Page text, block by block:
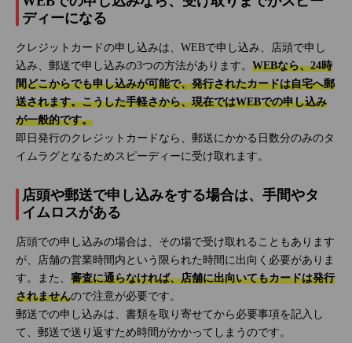
ディーになる
クレジットカードの申し込みは、WEBで申し込み、店頭で申し
込み、郵送で申し込みの3つの方法があります。 WEBなら、24時
間どこからでも申し込みが可能で、発行されたカードは自宅へ郵
送されます。こうした手軽さから、現在ではWEBでの申し込み
が一般的です。
即日発行のクレジットカードなら、郵送にかかる日数分のみのタ
イムラグとなるためスピーディーに受け取れます。
店頭や郵送で申し込みをする場合は、手間やタ
イムロスがある
店頭での申し込みの場合は、その場で受け取れることもあります
が、店舗の営業時間内という限られた時間に出向く必要がありま
す。また、 審査に通らなければ、店舗に出向いてもカードは発行
されませんので注意が必要です。
郵送での申し込みは、書類を取り寄せてから必要事項を記入し
て、郵送で送り返すため時間がかかってしまうのです。